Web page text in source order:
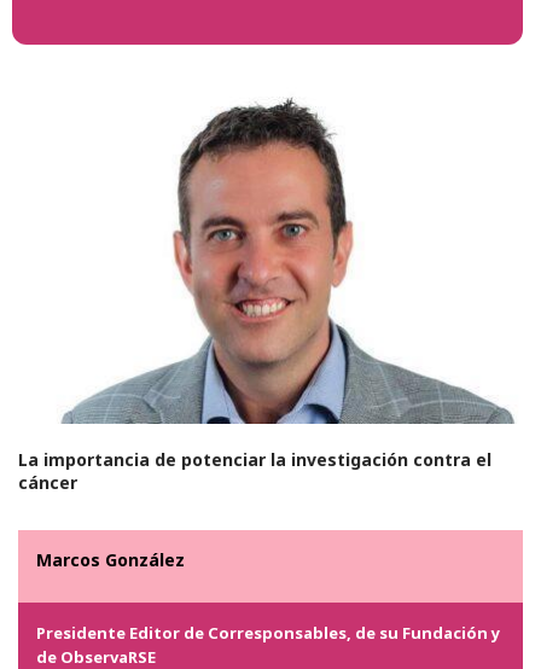
La importancia de potenciar la investigación contra el
cáncer
Marcos González
Presidente Editor de Corresponsables, de su Fundación y
de ObservaRSE